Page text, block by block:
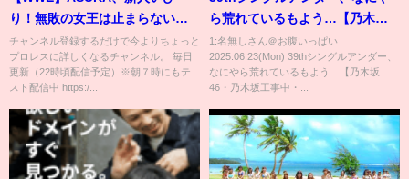
り！無敗の女王は止まらない
【アスカシャーロットアレクサ
ブリスサシャバンクス華名】
チャンネル登録するだけで今よりちょっと
プロレスに詳しくなるチャンネル。 毎日
更新（22時頃配信予定）※朝７時にもテ
スト配信中 https:/...
ら荒れているもよう…【乃木坂
46・乃木坂工事中・乃木坂配信
中】
1:名無しさん＠お腹いっぱい
2025.06.23(Mon) 39thシングルアンダー、
なにやら荒れているもよう…【乃木坂
46・乃木坂工事中・...